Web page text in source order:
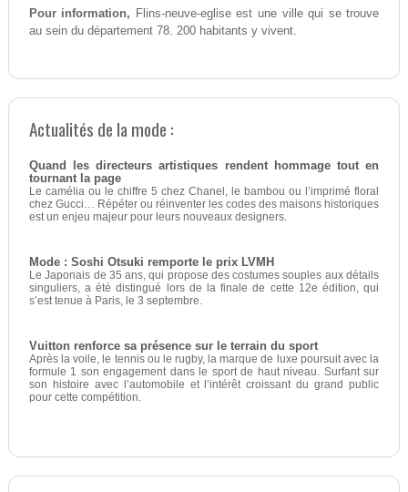
Pour information, Flins-neuve-eglise est une ville qui se trouve
au sein du département 78. 200 habitants y vivent.
Actualités de la mode :
Quand les directeurs artistiques rendent hommage tout en
tournant la page
Le camélia ou le chiffre 5 chez Chanel, le bambou ou l’imprimé floral
chez Gucci… Répéter ou réinventer les codes des maisons historiques
est un enjeu majeur pour leurs nouveaux designers.
Mode : Soshi Otsuki remporte le prix LVMH
Le Japonais de 35 ans, qui propose des costumes souples aux détails
singuliers, a été distingué lors de la finale de cette 12e édition, qui
s’est tenue à Paris, le 3 septembre.
Vuitton renforce sa présence sur le terrain du sport
Après la voile, le tennis ou le rugby, la marque de luxe poursuit avec la
formule 1 son engagement dans le sport de haut niveau. Surfant sur
son histoire avec l’automobile et l’intérêt croissant du grand public
pour cette compétition.